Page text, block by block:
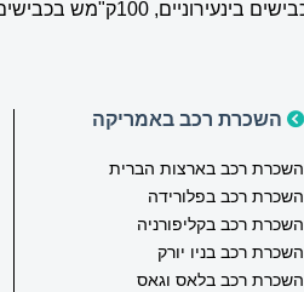
השכרת רכב באמריקה
השכרת רכב בארצות הברית
השכרת רכב בפלורידה
השכרת רכב בקליפורניה
השכרת רכב בניו יורק
השכרת רכב בלאס וגאס